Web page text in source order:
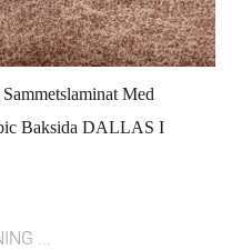
Med
Baksida DALLAS I
...